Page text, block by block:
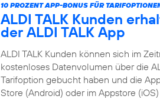
10 PROZENT APP-BONUS FÜR
ALDI TALK Kunden
der ALDI TALK App
ALDI TALK Kunden können sich im
kostenloses Datenvolumen über die
Tarifoption gebucht haben und die
Store (Android) oder im Appstore